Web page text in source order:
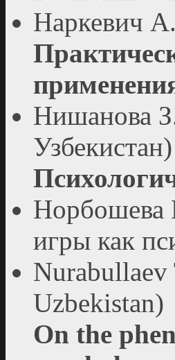
Наркевич
Нишанова
Узбекистан)
Норбошева
игры как
Uzbekistan)
On the